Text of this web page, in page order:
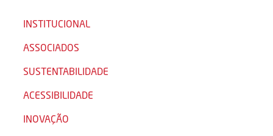
INSTITUCIONAL
ASSOCIADOS
SUSTENTABILIDADE
ACESSIBILIDADE
INOVAÇÃO